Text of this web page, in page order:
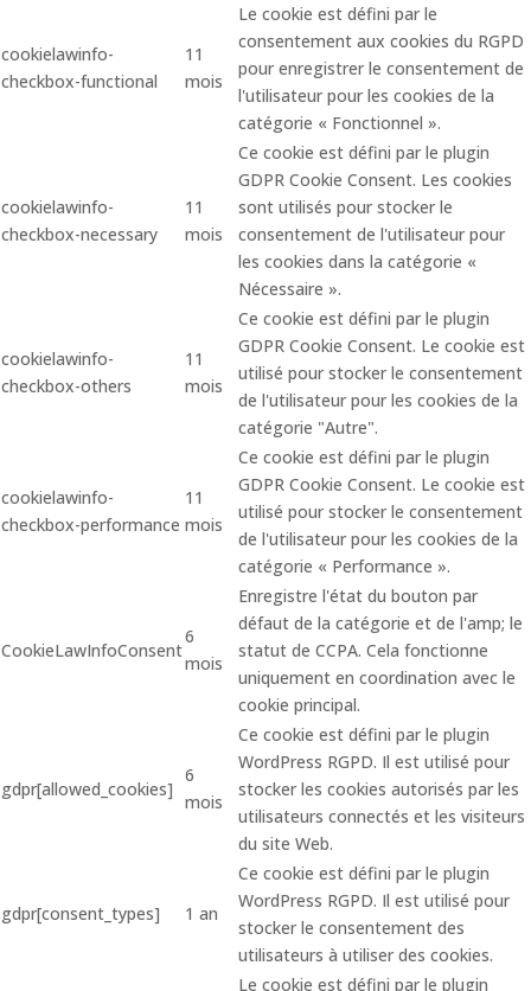
cookielawinfo-
checkbox-functional
11
mois
Le cookie est défini par le
consentement aux cookies du RGPD
pour enregistrer le consentement de
l'utilisateur pour les cookies de la
catégorie « Fonctionnel ».
cookielawinfo-
checkbox-necessary
11
mois
Ce cookie est défini par le plugin
GDPR Cookie Consent. Les cookies
sont utilisés pour stocker le
consentement de l'utilisateur pour
les cookies dans la catégorie «
Nécessaire ».
cookielawinfo-
checkbox-others
11
mois
Ce cookie est défini par le plugin
GDPR Cookie Consent. Le cookie est
utilisé pour stocker le consentement
de l'utilisateur pour les cookies de la
catégorie "Autre".
cookielawinfo-
checkbox-performance
11
mois
Ce cookie est défini par le plugin
GDPR Cookie Consent. Le cookie est
utilisé pour stocker le consentement
de l'utilisateur pour les cookies de la
catégorie « Performance ».
CookieLawInfoConsent
6
mois
Enregistre l'état du bouton par
défaut de la catégorie et de l'amp; le
statut de CCPA. Cela fonctionne
uniquement en coordination avec le
cookie principal.
gdpr[allowed_cookies]
6
mois
Ce cookie est défini par le plugin
WordPress RGPD. Il est utilisé pour
stocker les cookies autorisés par les
utilisateurs connectés et les visiteurs
du site Web.
gdpr[consent_types] 1 an
Ce cookie est défini par le plugin
WordPress RGPD. Il est utilisé pour
stocker le consentement des
utilisateurs à utiliser des cookies.
Le cookie est défini par le plugin